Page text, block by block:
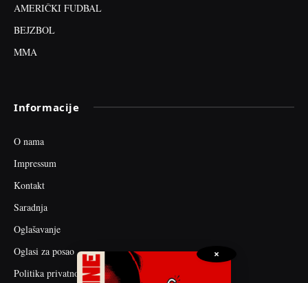
AMERIČKI FUDBAL
BEJZBOL
MMA
Informacije
O nama
Impressum
Kontakt
Saradnja
Oglašavanje
Oglasi za posao
Politika privatnosti
×